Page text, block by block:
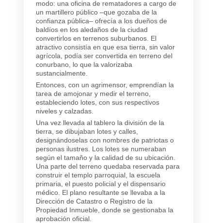
modo: una oficina de rematadores a cargo de
un martillero público –que gozaba de la
confianza pública– ofrecía a los dueños de
baldíos en los aledaños de la ciudad
convertirlos en terrenos suburbanos. El
atractivo consistía en que esa tierra, sin valor
agrícola, podía ser convertida en terreno del
conurbano, lo que la valorizaba
sustancialmente.
Entonces, con un agrimensor, emprendían la
tarea de amojonar y medir el terreno,
estableciendo lotes, con sus respectivos
niveles y calzadas.
Una vez llevada al tablero la división de la
tierra, se dibujaban lotes y calles,
designándoselas con nombres de patriotas o
personas ilustres. Los lotes se numeraban
según el tamaño y la calidad de su ubicación.
Una parte del terreno quedaba reservada para
construir el templo parroquial, la escuela
primaria, el puesto policial y el dispensario
médico. El plano resultante se llevaba a la
Dirección de Catastro o Registro de la
Propiedad Inmueble, donde se gestionaba la
aprobación oficial.